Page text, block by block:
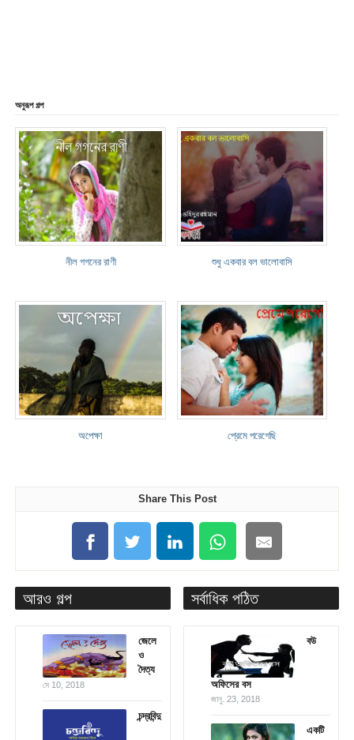
অনুরূপ গল্প
নীল গগনের রাণী শুধু একবার বল ভালোবাসি
অপেক্ষা প্রেমে পরেগেছি
Share This Post
আরও গল্প
জেলে
ও
দৈত্য
মে 10, 2018
চন্দ্রবিন্দু
সর্বাধিক পঠিত
বউ
অফিসের বস
জানু. 23, 2018
একটি